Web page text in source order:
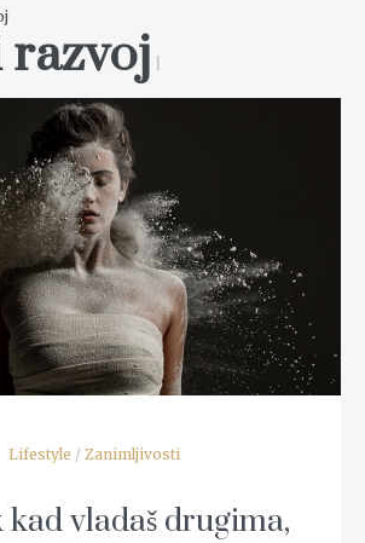
1
READ MORE
Lifestyle / Zanimljivosti
kad vladaš drugima,